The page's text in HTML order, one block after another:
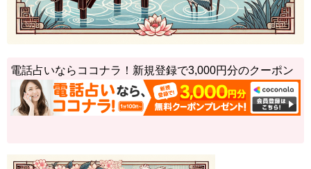
電話占いならココナラ！新規登録で3,000円分のクーポン